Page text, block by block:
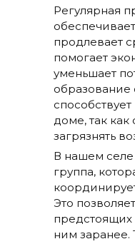
Регулярная
продлевает
помогает
уменьшает
образование
доме, так
загрязнять
В нашем селе
группа,
Это
предстоящих
ним